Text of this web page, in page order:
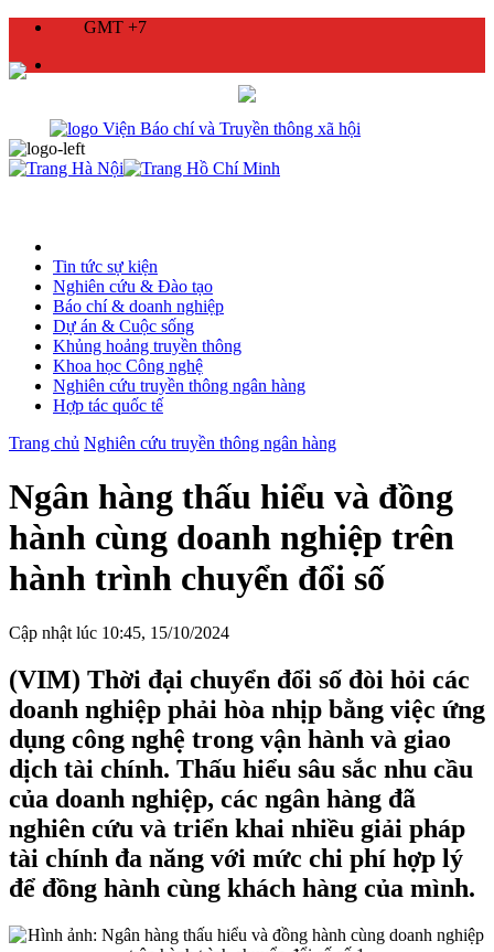
GMT +7
Tin tức sự kiện
Nghiên cứu & Đào tạo
Báo chí & doanh nghiệp
Dự án & Cuộc sống
Khủng hoảng truyền thông
Khoa học Công nghệ
Nghiên cứu truyền thông ngân hàng
Hợp tác quốc tế
Trang chủ Nghiên cứu truyền thông ngân hàng
Ngân hàng thấu hiểu và đồng
hành cùng doanh nghiệp trên
hành trình chuyển đổi số
Cập nhật lúc 10:45, 15/10/2024
(VIM) Thời đại chuyển đổi số đòi hỏi các
doanh nghiệp phải hòa nhịp bằng việc ứng
dụng công nghệ trong vận hành và giao
dịch tài chính. Thấu hiểu sâu sắc nhu cầu
của doanh nghiệp, các ngân hàng đã
nghiên cứu và triển khai nhiều giải pháp
tài chính đa năng với mức chi phí hợp lý
để đồng hành cùng khách hàng của mình.